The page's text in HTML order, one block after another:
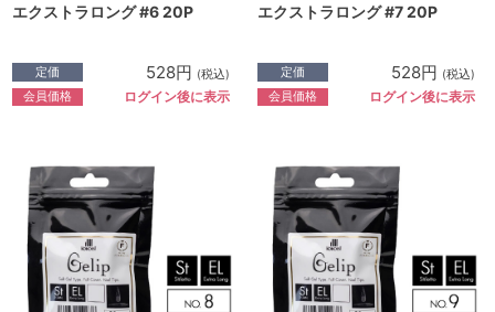
エクストラロング #6 20P
定価 528円 (税込)
会員価格 ログイン後に表示
エクストラロング #7 20P
定価 528円 (税込)
会員価格 ログイン後に表示